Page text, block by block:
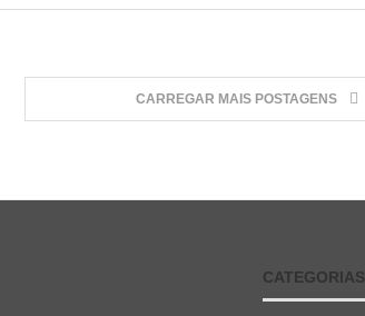
CARREGAR MAIS POSTAGENS
CATEGORIAS